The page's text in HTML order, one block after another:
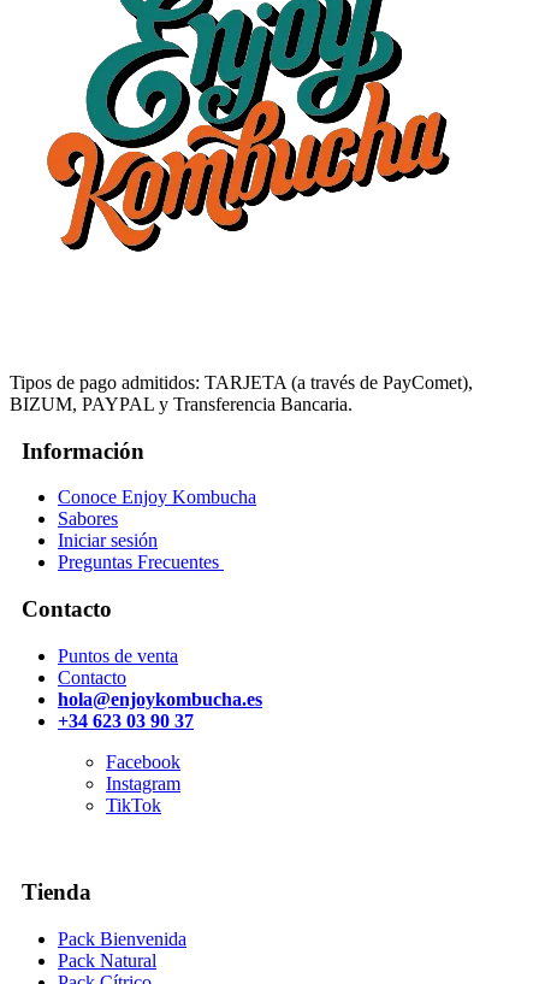
Tipos de pago admitidos: TARJETA (a través de PayComet),
BIZUM, PAYPAL y Transferencia Bancaria.
Información
Conoce Enjoy Kombucha
Sabores
Iniciar sesión
Preguntas Frecuentes
Contacto
Puntos de venta
Contacto
hola@enjoykombucha.es
+34 623 03 90 37
Facebook
Instagram
TikTok
Tienda
Pack Bienvenida
Pack Natural